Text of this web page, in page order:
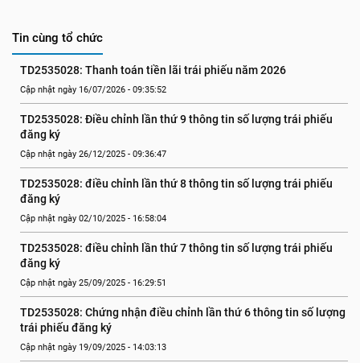
Tin cùng tổ chức
TD2535028: Thanh toán tiền lãi trái phiếu năm 2026
Cập nhật ngày 16/07/2026 - 09:35:52
TD2535028: Điều chỉnh lần thứ 9 thông tin số lượng trái phiếu
đăng ký
Cập nhật ngày 26/12/2025 - 09:36:47
TD2535028: điều chỉnh lần thứ 8 thông tin số lượng trái phiếu
đăng ký
Cập nhật ngày 02/10/2025 - 16:58:04
TD2535028: điều chỉnh lần thứ 7 thông tin số lượng trái phiếu
đăng ký
Cập nhật ngày 25/09/2025 - 16:29:51
TD2535028: Chứng nhận điều chỉnh lần thứ 6 thông tin số lượng
trái phiếu đăng ký
Cập nhật ngày 19/09/2025 - 14:03:13